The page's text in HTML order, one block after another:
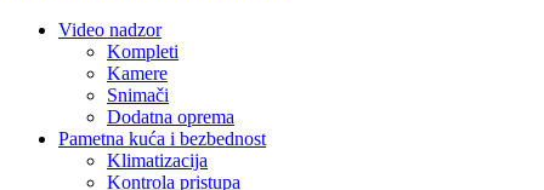
Video nadzor
Kompleti
Kamere
Snimači
Dodatna oprema
Pametna kuća i bezbednost
Klimatizacija
Kontrola pristupa